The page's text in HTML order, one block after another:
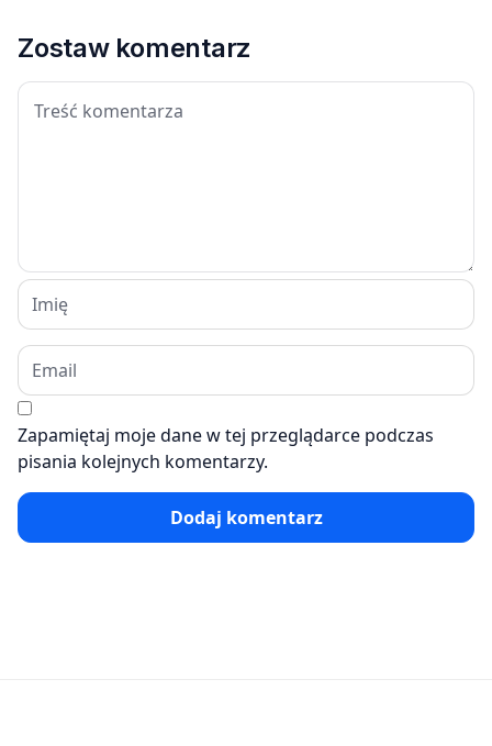
Zostaw komentarz
Zapamiętaj moje dane w tej przeglądarce podczas
pisania kolejnych komentarzy.
Dodaj komentarz